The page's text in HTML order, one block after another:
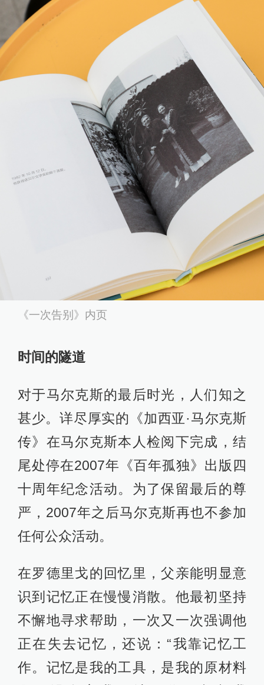
《一次告别》内页
时间的隧道
对于马尔克斯的最后时光，人们知之
甚少。详尽厚实的《加西亚·马尔克斯
传》在马尔克斯本人检阅下完成，结
尾处停在2007年《百年孤独》出版四
十周年纪念活动。为了保留最后的尊
严，2007年之后马尔克斯再也不参加
任何公众活动。
在罗德里戈的回忆里，父亲能明显意
识到记忆正在慢慢消散。他最初坚持
不懈地寻求帮助，一次又一次强调他
正在失去记忆，还说：“我靠记忆工
作。记忆是我的工具，是我的原材料